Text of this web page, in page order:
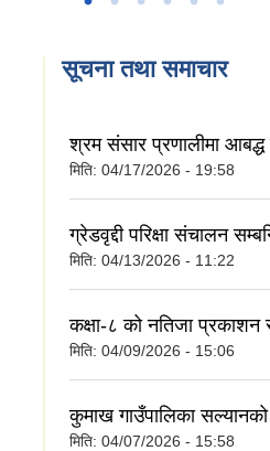
सूचना तथा समाचार
श्रम संसार प्रणालीमा
मिति: 04/17/2026 - 19:58
ग्रेडवृद्दी परिक्षा संचालन
मिति: 04/13/2026 - 11:22
कक्षा-८ को नतिजा प्रकाशन
मिति: 04/09/2026 - 15:06
कुमाख गाउँपालिका
मिति: 04/07/2026 - 15:58